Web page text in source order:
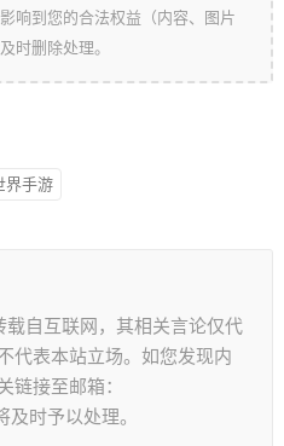
响到您的合法权益（内容、图片
时删除处理。
界手游
载自互联网，其相关言论仅代
代表本站立场。如您发现内
链接至邮箱：
时予以处理。